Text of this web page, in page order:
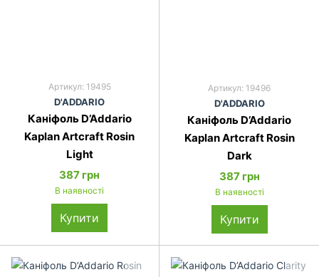
Артикул: 19495
D'ADDARIO
Каніфоль D’Addario
Kaplan Artcraft Rosin
Light
387 грн
В наявності
Купити
Артикул: 19496
D'ADDARIO
Каніфоль D’Addario
Kaplan Artcraft Rosin
Dark
387 грн
В наявності
Купити